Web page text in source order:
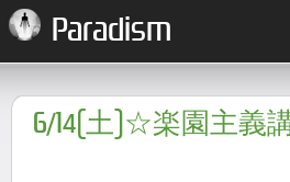
Paradism
6/14(土)☆楽園主義